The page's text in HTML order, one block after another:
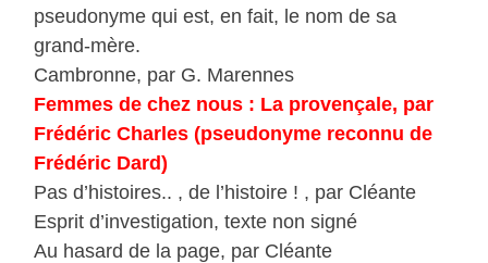
pseudonyme qui est, en fait, le nom de sa
grand-mère.
Cambronne, par G. Marennes
Femmes de chez nous : La provençale, par
Frédéric Charles (pseudonyme reconnu de
Frédéric Dard)
Pas d’histoires.. , de l’histoire ! , par Cléante
Esprit d’investigation, texte non signé
Au hasard de la page, par Cléante